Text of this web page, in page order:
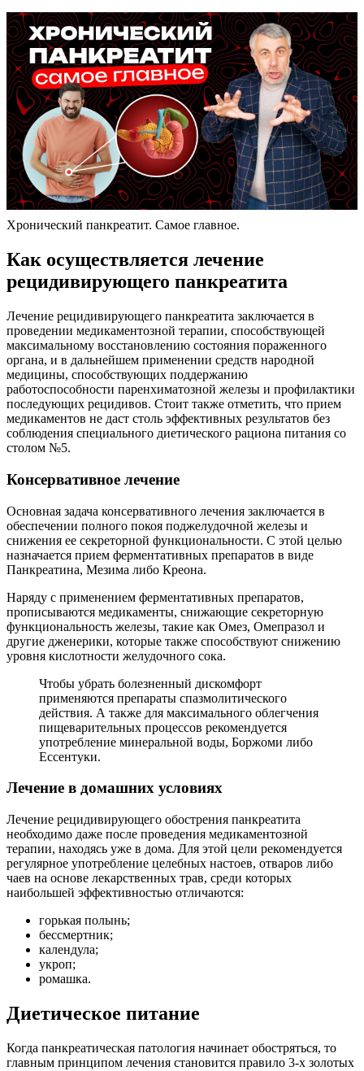
Хронический панкреатит. Самое главное.
Как осуществляется лечение
рецидивирующего панкреатита
Лечение рецидивирующего панкреатита заключается в
проведении медикаментозной терапии, способствующей
максимальному восстановлению состояния пораженного
органа, и в дальнейшем применении средств народной
медицины, способствующих поддержанию
работоспособности паренхиматозной железы и профилактики
последующих рецидивов. Стоит также отметить, что прием
медикаментов не даст столь эффективных результатов без
соблюдения специального диетического рациона питания со
столом №5.
Консервативное лечение
Основная задача консервативного лечения заключается в
обеспечении полного покоя поджелудочной железы и
снижения ее секреторной функциональности. С этой целью
назначается прием ферментативных препаратов в виде
Панкреатина, Мезима либо Креона.
Наряду с применением ферментативных препаратов,
прописываются медикаменты, снижающие секреторную
функциональность железы, такие как Омез, Омепразол и
другие дженерики, которые также способствуют снижению
уровня кислотности желудочного сока.
Чтобы убрать болезненный дискомфорт
применяются препараты спазмолитического
действия. А также для максимального облегчения
пищеварительных процессов рекомендуется
употребление минеральной воды, Боржоми либо
Ессентуки.
Лечение в домашних условиях
Лечение рецидивирующего обострения панкреатита
необходимо даже после проведения медикаментозной
терапии, находясь уже в дома. Для этой цели рекомендуется
регулярное употребление целебных настоев, отваров либо
чаев на основе лекарственных трав, среди которых
наибольшей эффективностью отличаются:
горькая полынь;
бессмертник;
календула;
укроп;
ромашка.
Диетическое питание
Когда панкреатическая патология начинает обостряться, то
главным принципом лечения становится правило 3-х золотых